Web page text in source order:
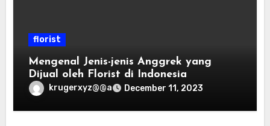
florist
Mengenal Jenis-jenis Anggrek yang
Dijual oleh Florist di Indonesia
krugerxyz@@a December 11, 2023